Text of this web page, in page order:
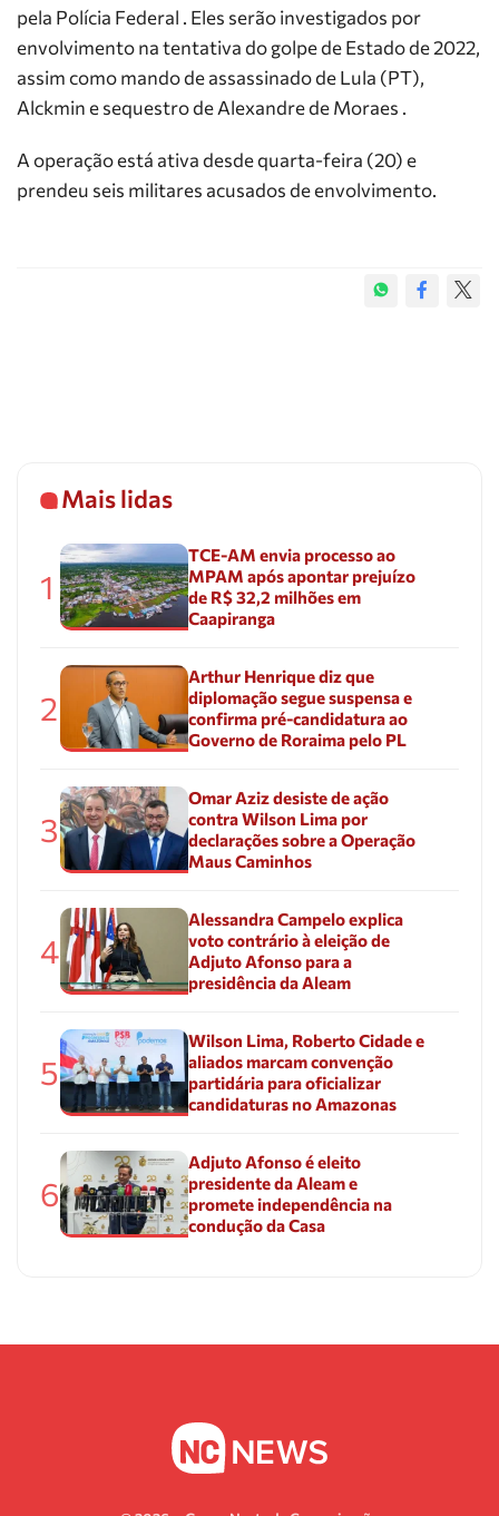
pela Polícia Federal . Eles serão investigados por
envolvimento na tentativa do golpe de Estado de 2022,
assim como mando de assassinado de Lula (PT),
Alckmin e sequestro de Alexandre de Moraes .
A operação está ativa desde quarta-feira (20) e
prendeu seis militares acusados de envolvimento.
Mais lidas
1
TCE-AM envia processo ao
MPAM após apontar prejuízo
de R$ 32,2 milhões em
Caapiranga
2
Arthur Henrique diz que
diplomação segue suspensa e
confirma pré-candidatura ao
Governo de Roraima pelo PL
3
Omar Aziz desiste de ação
contra Wilson Lima por
declarações sobre a Operação
Maus Caminhos
4
Alessandra Campelo explica
voto contrário à eleição de
Adjuto Afonso para a
presidência da Aleam
5
Wilson Lima, Roberto Cidade e
aliados marcam convenção
partidária para oficializar
candidaturas no Amazonas
6
Adjuto Afonso é eleito
presidente da Aleam e
promete independência na
condução da Casa